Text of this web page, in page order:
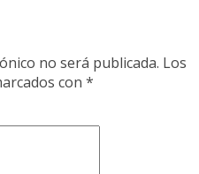
no será publicada. Los
con *